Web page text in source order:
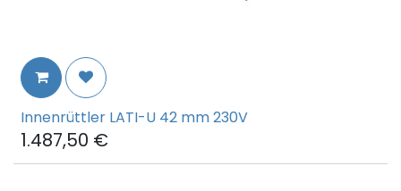
Innenrüttler LATI-U 42 mm 230V
1.487,50 €